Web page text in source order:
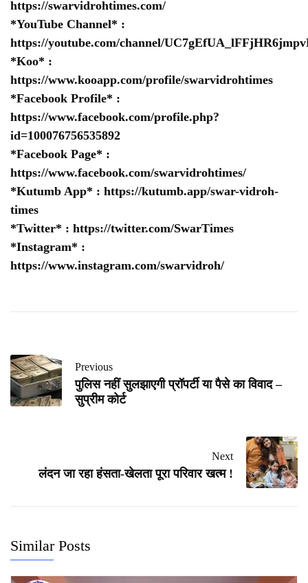
https://swarvidrohtimes.com/
*YouTube Channel* :
https://youtube.com/channel/
*Koo* :
https://www.kooapp.com/profile/swarvidrohtimes
*Facebook Profile* :
https://www.facebook.com/profile.php?
id=100076756535892
*Facebook Page* :
https://www.facebook.com/swarvidrohtimes/
*Kutumb App* : https://kutumb.app/swar-vidroh-
times
*Twitter* : https://twitter.com/SwarTimes
*Instagram* :
https://www.instagram.com/swarvidroh/
Previous
पुलिस नहीं सुलझाएगी प्रॉपर्टी या पैसे का विवाद –
सुप्रीम कोर्ट
Next
लंदन जा रहा हंसता-खेलता पूरा परिवार खत्म !
Similar Posts